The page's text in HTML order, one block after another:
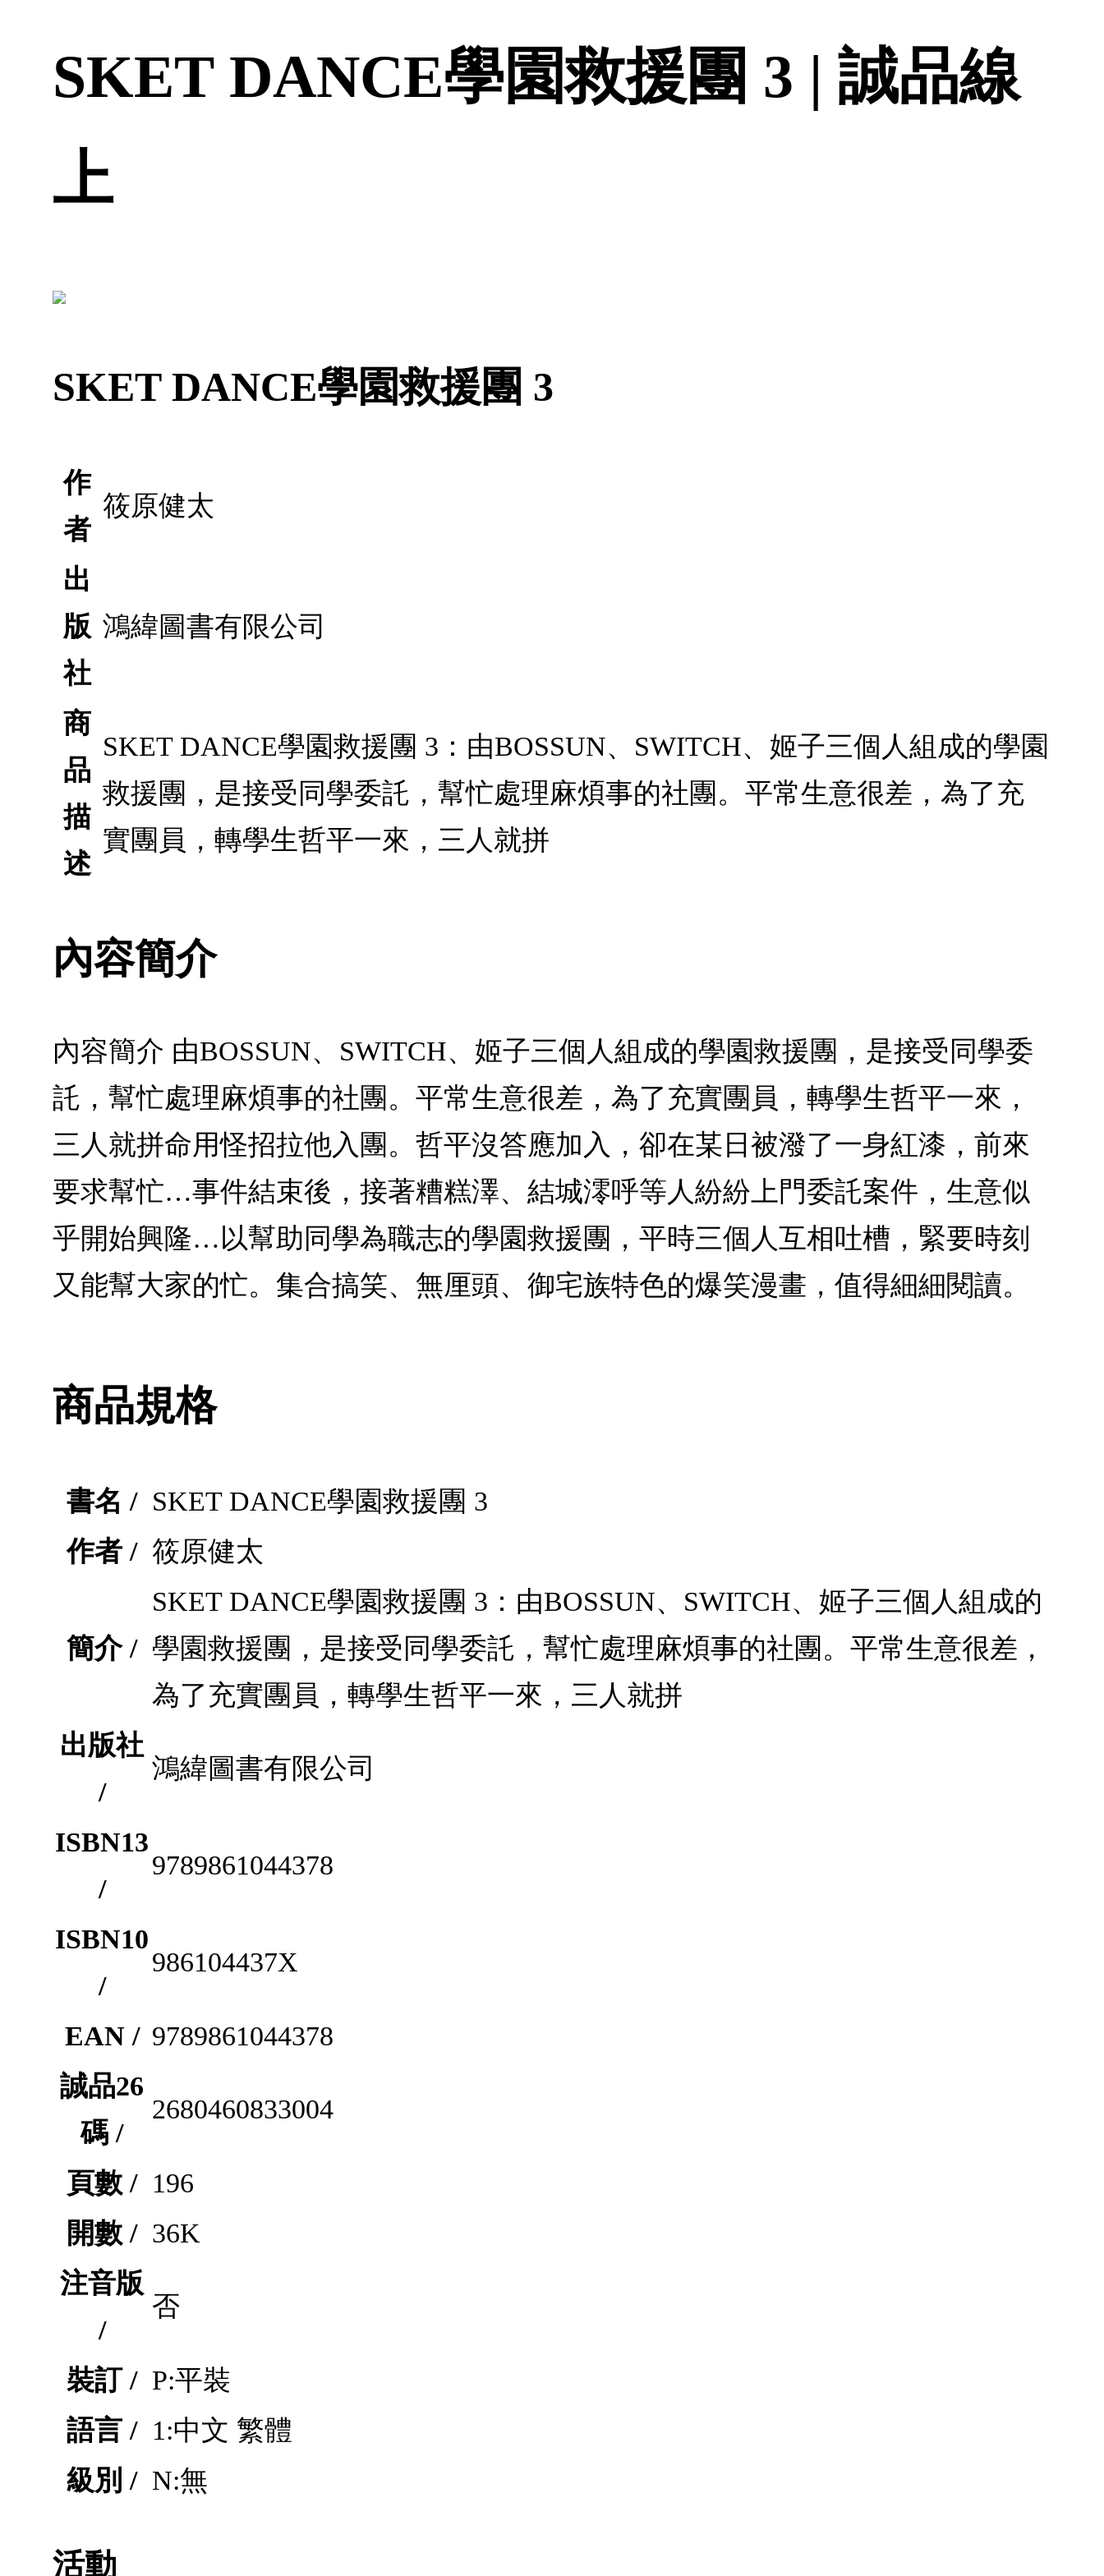
SKET DANCE學園救援團 3 | 誠品線
上
SKET DANCE學園救援團 3
作
者
筱原健太
出
版
社
鴻緯圖書有限公司
商
品
描
述
SKET DANCE學園救援團 3：由BOSSUN、SWITCH、姬子三個人組成的學園
救援團，是接受同學委託，幫忙處理麻煩事的社團。平常生意很差，為了充
實團員，轉學生哲平一來，三人就拼
內容簡介
內容簡介 由BOSSUN、SWITCH、姬子三個人組成的學園救援團，是接受同學委
託，幫忙處理麻煩事的社團。平常生意很差，為了充實團員，轉學生哲平一來，
三人就拼命用怪招拉他入團。哲平沒答應加入，卻在某日被潑了一身紅漆，前來
要求幫忙…事件結束後，接著糟糕澤、結城澪呼等人紛紛上門委託案件，生意似
乎開始興隆…以幫助同學為職志的學園救援團，平時三個人互相吐槽，緊要時刻
又能幫大家的忙。集合搞笑、無厘頭、御宅族特色的爆笑漫畫，值得細細閱讀。
商品規格
書名 / SKET DANCE學園救援團 3
作者 / 筱原健太
簡介 /
SKET DANCE學園救援團 3：由BOSSUN、SWITCH、姬子三個人組成的
學園救援團，是接受同學委託，幫忙處理麻煩事的社團。平常生意很差，
為了充實團員，轉學生哲平一來，三人就拼
出版社
/
鴻緯圖書有限公司
ISBN13
/
9789861044378
ISBN10
/
986104437X
EAN / 9789861044378
誠品26
碼 /
2680460833004
頁數 / 196
開數 / 36K
注音版
/
否
裝訂 / P:平裝
語言 / 1:中文 繁體
級別 / N:無
活動